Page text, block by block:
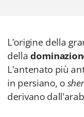
L'origine della
della
L'antenato più
in persiano, o
derivano